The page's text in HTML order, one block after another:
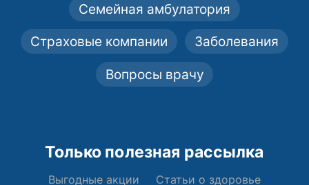
Семейная амбулатория
Страховые компании Заболевания
Вопросы врачу
Только полезная рассылка
Выгодные акции Статьи о здоровье